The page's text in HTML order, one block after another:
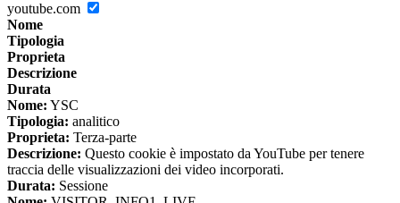
youtube.com
Nome
Tipologia
Proprieta
Descrizione
Durata
Nome: YSC
Tipologia: analitico
Proprieta: Terza-parte
Descrizione: Questo cookie è impostato da YouTube per tenere
traccia delle visualizzazioni dei video incorporati.
Durata: Sessione